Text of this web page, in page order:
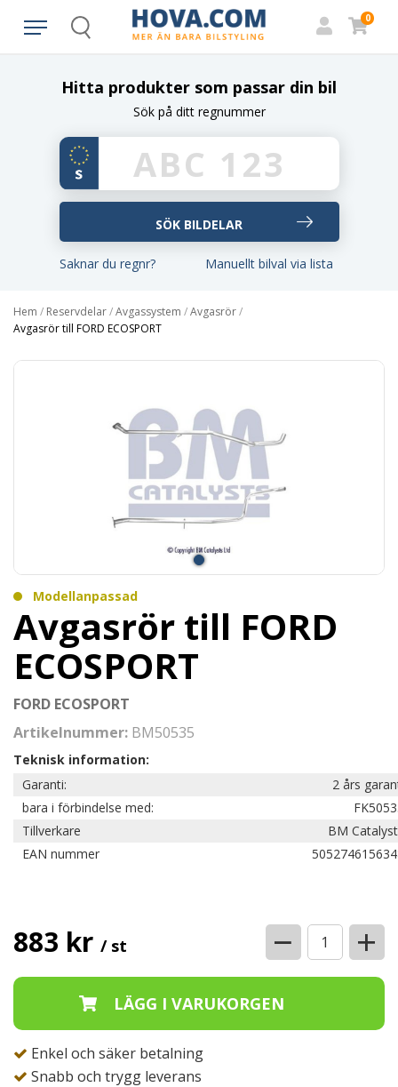
Search
0
Hitta produkter som passar din bil
Sök på ditt regnummer
Saknar du regnr? Manuellt bilval via lista
Hem / Reservdelar/Avgassystem /Avgasrör/
Avgasrör till FORD ECOSPORT
Modellanpassad
Avgasrör till FORD
ECOSPORT
FORD ECOSPORT
Artikelnummer: BM50535
Teknisk information:
Garanti:
2 års
bara i förbindelse med:
Tillverkare
BM
EAN nummer
883 kr / st − +
Enkel och säker betalning
Snabb och trygg leverans